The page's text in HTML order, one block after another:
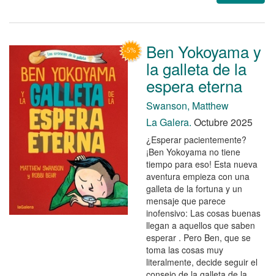
Ben Yokoyama y
la galleta de la
espera eterna
Swanson, Matthew
La Galera. Octubre 2025
¿Esperar pacientemente?
¡Ben Yokoyama no tiene
tiempo para eso! Esta nueva
aventura empieza con una
galleta de la fortuna y un
mensaje que parece
inofensivo: Las cosas buenas
llegan a aquellos que saben
esperar . Pero Ben, que se
toma las cosas muy
literalmente, decide seguir el